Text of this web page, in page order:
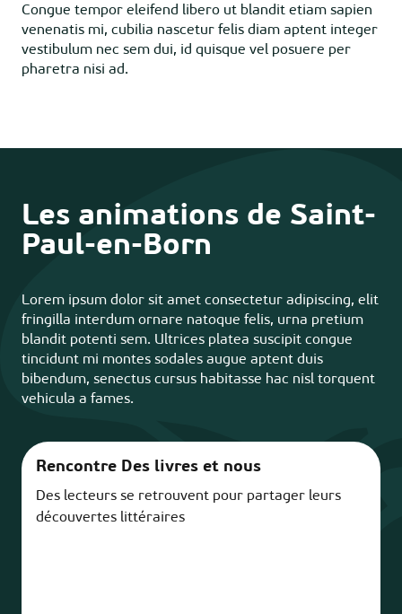
Congue tempor eleifend libero ut blandit etiam sapien
venenatis mi, cubilia nascetur felis diam aptent integer
vestibulum nec sem dui, id quisque vel posuere per
pharetra nisi ad.
Les animations de Saint-
Paul-en-Born
Lorem ipsum dolor sit amet consectetur adipiscing, elit
fringilla interdum ornare natoque felis, urna pretium
blandit potenti sem. Ultrices platea suscipit congue
tincidunt mi montes sodales augue aptent duis
bibendum, senectus cursus habitasse hac nisl torquent
vehicula a fames.
Rencontre Des livres et nous
Des lecteurs se retrouvent pour partager leurs
découvertes littéraires